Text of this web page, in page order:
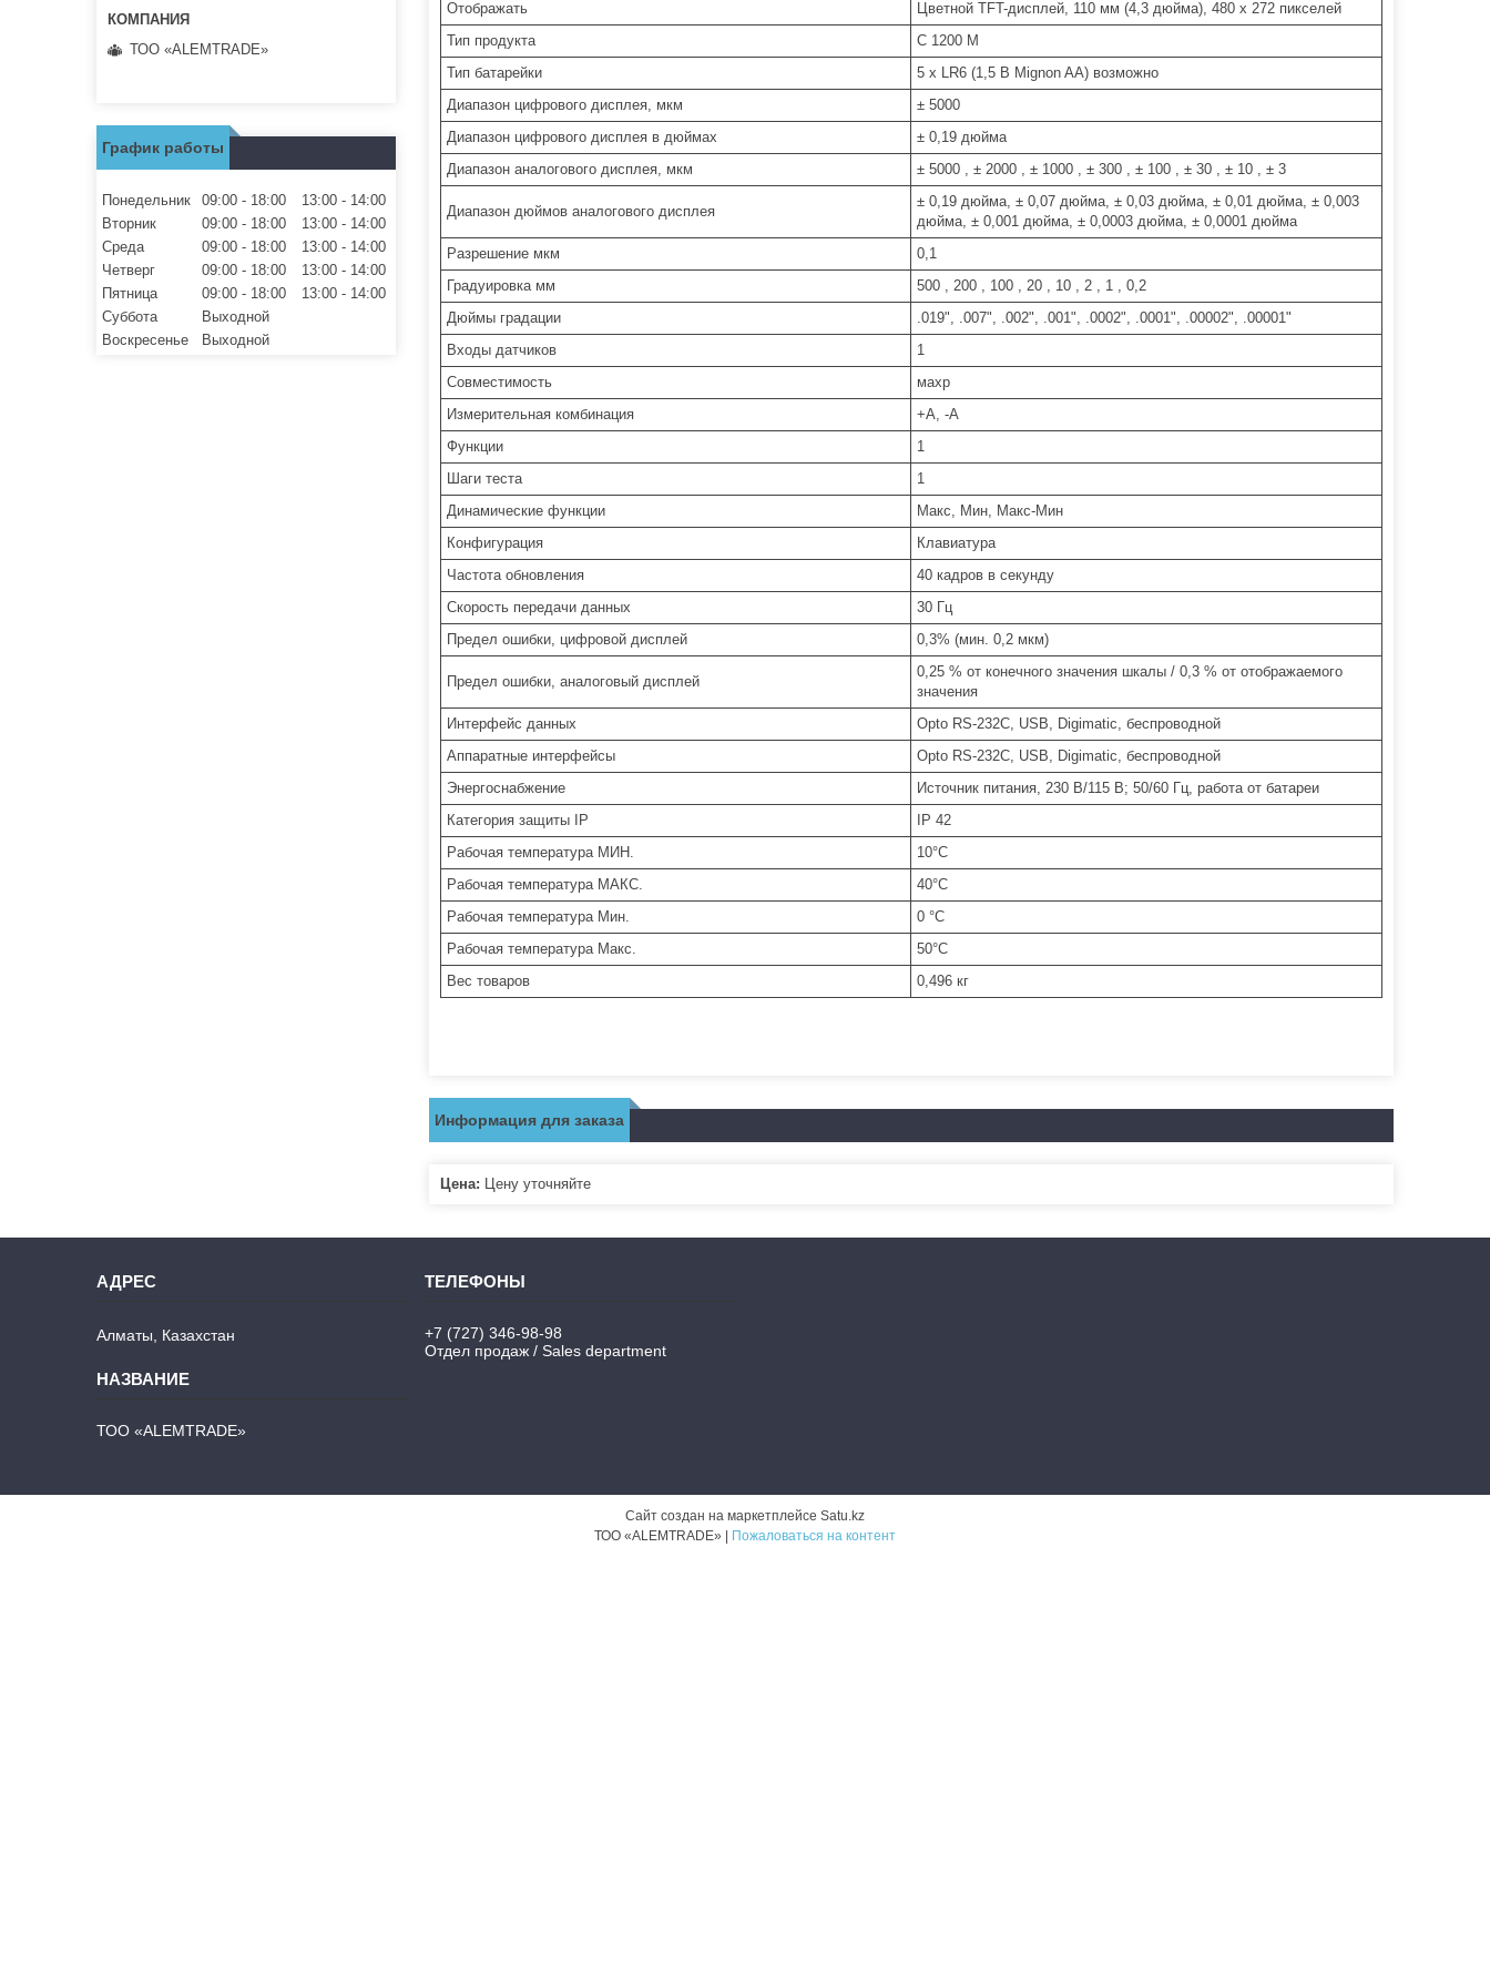
Отображать
Цветной TFT-дисплей, 110 мм (4,3 дюйма), 480 x 272 пикселей
Тип продукта
С 1200 М
Тип батарейки
5 x LR6 (1,5 В Mignon AA) возможно
Диапазон цифрового дисплея, мкм
± 5000
Диапазон цифрового дисплея в дюймах
± 0,19 дюйма
Диапазон аналогового дисплея, мкм
± 5000 , ± 2000 , ± 1000 , ± 300 , ± 100 , ± 30 , ± 10 , ± 3
Диапазон дюймов аналогового дисплея
± 0,19 дюйма, ± 0,07 дюйма, ± 0,03 дюйма, ± 0,01 дюйма, ± 0,003
дюйма, ± 0,001 дюйма, ± 0,0003 дюйма, ± 0,0001 дюйма
Разрешение мкм
0,1
Градуировка мм
500 , 200 , 100 , 20 , 10 , 2 , 1 , 0,2
Дюймы градации
.019", .007", .002", .001", .0002", .0001", .00002", .00001"
Входы датчиков
1
Совместимость
махр
Измерительная комбинация
+А, -А
Функции
1
Шаги теста
1
Динамические функции
Макс, Мин, Макс-Мин
Конфигурация
Клавиатура
Частота обновления
40 кадров в секунду
Скорость передачи данных
30 Гц
Предел ошибки, цифровой дисплей
0,3% (мин. 0,2 мкм)
Предел ошибки, аналоговый дисплей
0,25 % от конечного значения шкалы / 0,3 % от отображаемого
значения
Интерфейс данных
Opto RS-232C, USB, Digimatic, беспроводной
Аппаратные интерфейсы
Opto RS-232C, USB, Digimatic, беспроводной
Энергоснабжение
Источник питания, 230 В/115 В; 50/60 Гц, работа от батареи
Категория защиты IP
IP 42
Рабочая температура МИН.
10°С
Рабочая температура МАКС.
40°С
Рабочая температура Мин.
0 °С
Рабочая температура Макс.
50°С
Вес товаров
0,496 кг
Информация для заказа
Цена: Цену уточняйте
ТОО «ALEMTRADE»
График работы
Понедельник 09:00 18:00 13:00
14:00
Вторник
09:00 18:00 13:00
14:00
Среда
09:00 18:00 13:00
14:00
Четверг
09:00 18:00 13:00
14:00
Пятница
09:00 18:00 13:00
14:00
Суббота
Выходной
Воскресенье
Выходной
Алматы, Казахстан
ТОО «ALEMTRADE»
+7 (727) 346-98-98
Отдел продаж / Sales department
Сайт создан на маркетплейсе Satu.kz
Пожаловаться на контент